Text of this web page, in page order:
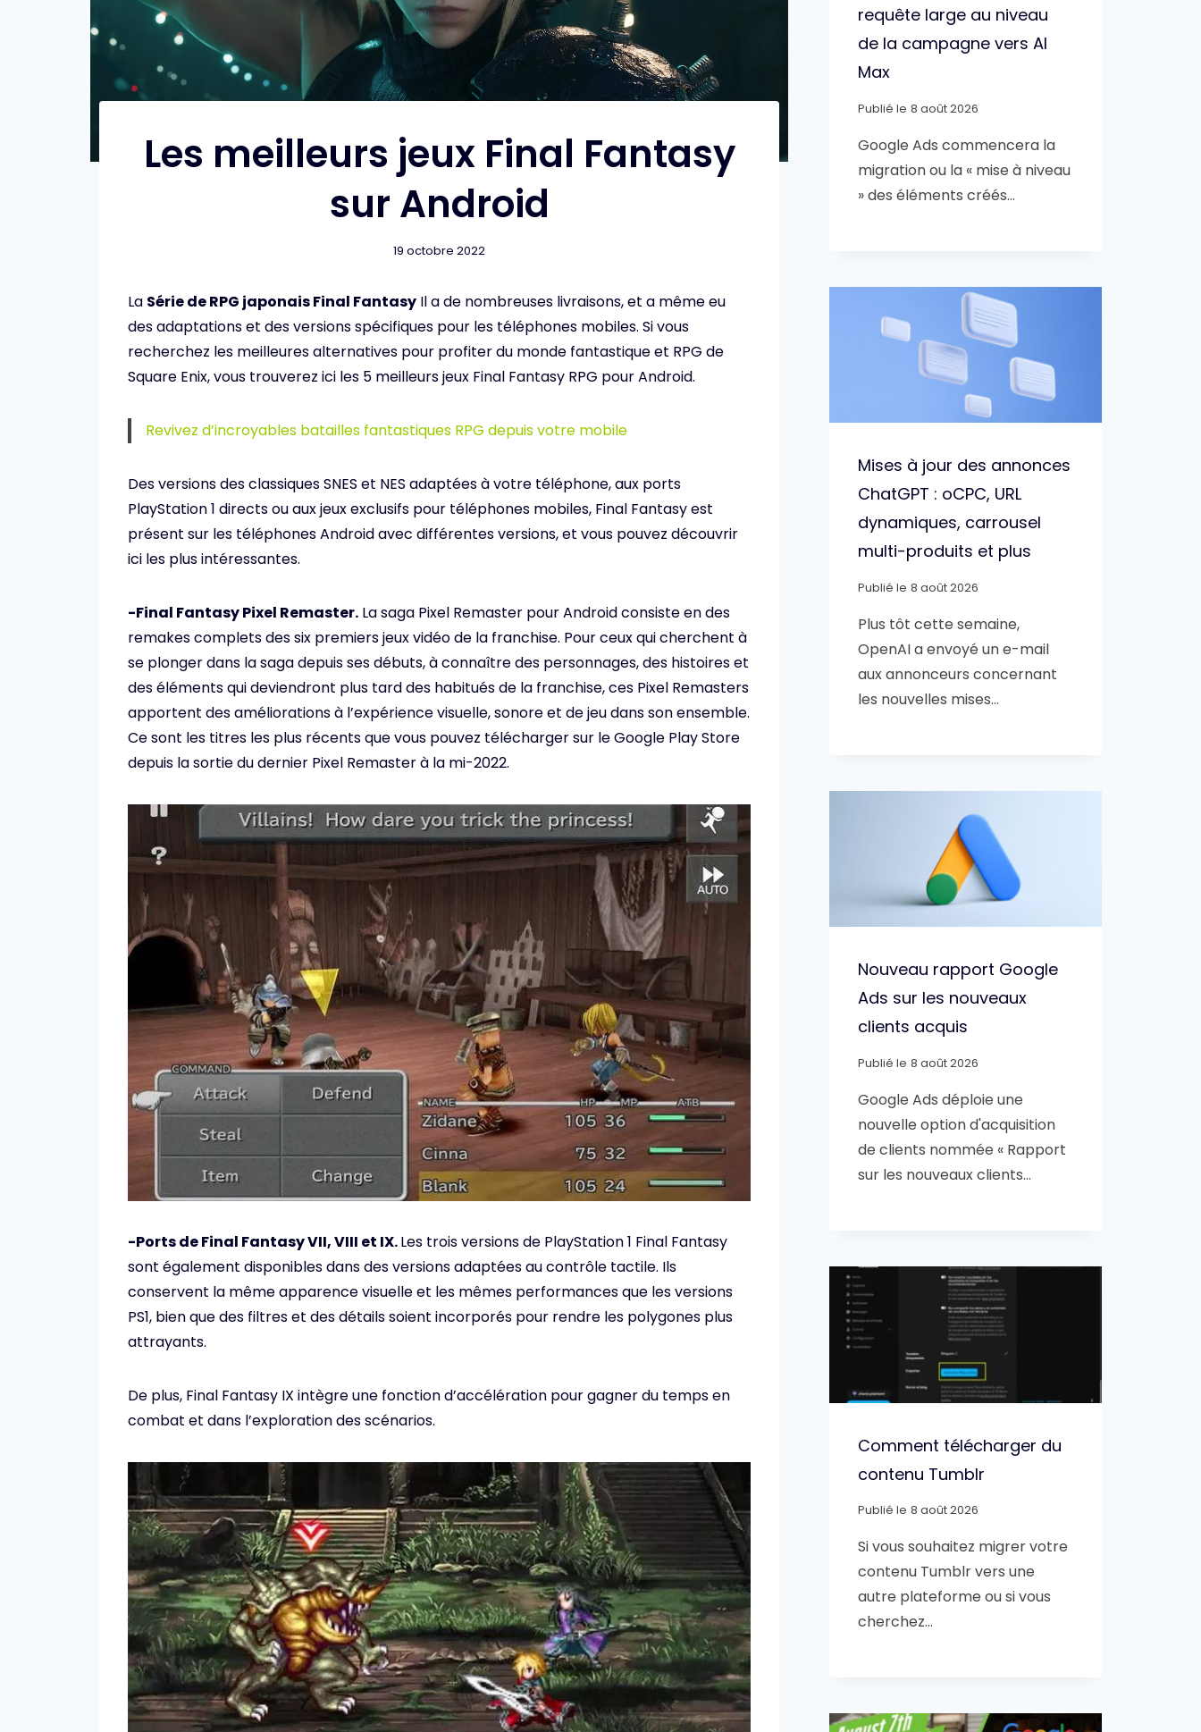
Les meilleurs jeux Final Fantasy
sur Android
19 octobre 2022
La Série de RPG japonais Final Fantasy Il a de nombreuses livraisons, et a même eu
des adaptations et des versions spécifiques pour les téléphones mobiles. Si vous
recherchez les meilleures alternatives pour profiter du monde fantastique et RPG de
Square Enix, vous trouverez ici les 5 meilleurs jeux Final Fantasy RPG pour Android.
Revivez d’incroyables batailles fantastiques RPG depuis votre mobile
Des versions des classiques SNES et NES adaptées à votre téléphone, aux ports
PlayStation 1 directs ou aux jeux exclusifs pour téléphones mobiles, Final Fantasy est
présent sur les téléphones Android avec différentes versions, et vous pouvez découvrir
ici les plus intéressantes.
-Final Fantasy Pixel Remaster. La saga Pixel Remaster pour Android consiste en des
remakes complets des six premiers jeux vidéo de la franchise. Pour ceux qui cherchent à
se plonger dans la saga depuis ses débuts, à connaître des personnages, des histoires et
des éléments qui deviendront plus tard des habitués de la franchise, ces Pixel Remasters
apportent des améliorations à l’expérience visuelle, sonore et de jeu dans son ensemble.
Ce sont les titres les plus récents que vous pouvez télécharger sur le Google Play Store
depuis la sortie du dernier Pixel Remaster à la mi-2022.
-Ports de Final Fantasy VII, VIII et IX.Les trois versions de PlayStation 1 Final Fantasy
sont également disponibles dans des versions adaptées au contrôle tactile. Ils
conservent la même apparence visuelle et les mêmes performances que les versions
PS1, bien que des filtres et des détails soient incorporés pour rendre les polygones plus
attrayants.
De plus, Final Fantasy IX intègre une fonction d’accélération pour gagner du temps en
combat et dans l’exploration des scénarios.
requête large au niveau
de la campagne vers AI
Max
Publié le 8 août 2026
Google Ads commencera la
migration ou la « mise à niveau
» des éléments créés…
Mises à jour des annonces
ChatGPT : oCPC, URL
dynamiques, carrousel
multi-produits et plus
Publié le 8 août 2026
Plus tôt cette semaine,
OpenAI a envoyé un e-mail
aux annonceurs concernant
les nouvelles mises…
Nouveau rapport Google
Ads sur les nouveaux
clients acquis
Publié le 8 août 2026
Google Ads déploie une
nouvelle option d'acquisition
de clients nommée « Rapport
sur les nouveaux clients…
Comment télécharger du
contenu Tumblr
Publié le 8 août 2026
Si vous souhaitez migrer votre
contenu Tumblr vers une
autre plateforme ou si vous
cherchez…